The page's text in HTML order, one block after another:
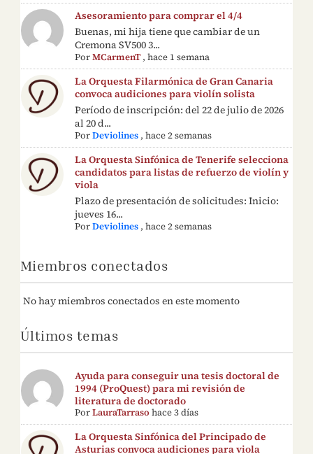
Asesoramiento para comprar el 4/4
Buenas, mi hija tiene que cambiar de un
Cremona SV500 3...
PorMCarmenT,hace 1 semana
La Orquesta Filarmónica de Gran Canaria
convoca audiciones para violín solista
Período de inscripción: del 22 de julio de 2026
al 20 d...
PorDeviolines ,hace 2 semanas
La Orquesta Sinfónica de Tenerife selecciona
candidatos para listas de refuerzo de violín y
viola
Plazo de presentación de solicitudes: Inicio:
jueves 16...
PorDeviolines ,hace 2 semanas
Miembros conectados
No hay miembros conectados en este momento
Últimos temas
Ayuda para conseguir una tesis doctoral de
1994 (ProQuest) para mi revisión de
literatura de doctorado
PorLauraTarraso hace 3 días
La Orquesta Sinfónica del Principado de
Asturias convoca audiciones para viola